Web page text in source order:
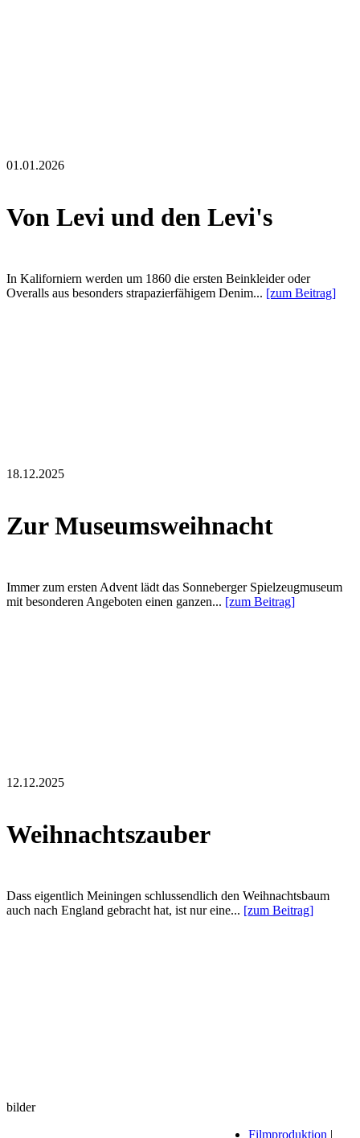
01.01.2026
Von Levi und den Levi's
In Kaliforniern werden um 1860 die ersten Beinkleider oder
Overalls aus besonders strapazierfähigem Denim... [zum Beitrag]
18.12.2025
Zur Museumsweihnacht
Immer zum ersten Advent lädt das Sonneberger Spielzeugmuseum
mit besonderen Angeboten einen ganzen... [zum Beitrag]
12.12.2025
Weihnachtszauber
Dass eigentlich Meiningen schlussendlich den Weihnachtsbaum
auch nach England gebracht hat, ist nur eine... [zum Beitrag]
bilder
Filmproduktion |